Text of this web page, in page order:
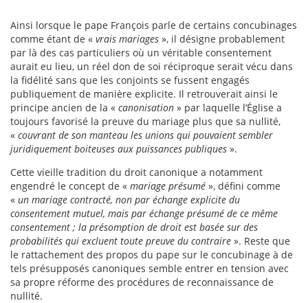
Ainsi lorsque le pape François parle de certains concubinages
comme étant de « vrais mariages », il désigne probablement
par là des cas particuliers où un véritable consentement
aurait eu lieu, un réel don de soi réciproque serait vécu dans
la fidélité sans que les conjoints se fussent engagés
publiquement de manière explicite. Il retrouverait ainsi le
principe ancien de la « canonisation » par laquelle l’Église a
toujours favorisé la preuve du mariage plus que sa nullité,
« couvrant de son manteau les unions qui pouvaient sembler
juridiquement boiteuses aux puissances publiques ».
Cette vieille tradition du droit canonique a notamment
engendré le concept de « mariage présumé », défini comme
« un mariage contracté, non par échange explicite du
consentement mutuel, mais par échange présumé de ce même
consentement ; la présomption de droit est basée sur des
probabilités qui excluent toute preuve du contraire ». Reste que
le rattachement des propos du pape sur le concubinage à de
tels présupposés canoniques semble entrer en tension avec
sa propre réforme des procédures de reconnaissance de
nullité.